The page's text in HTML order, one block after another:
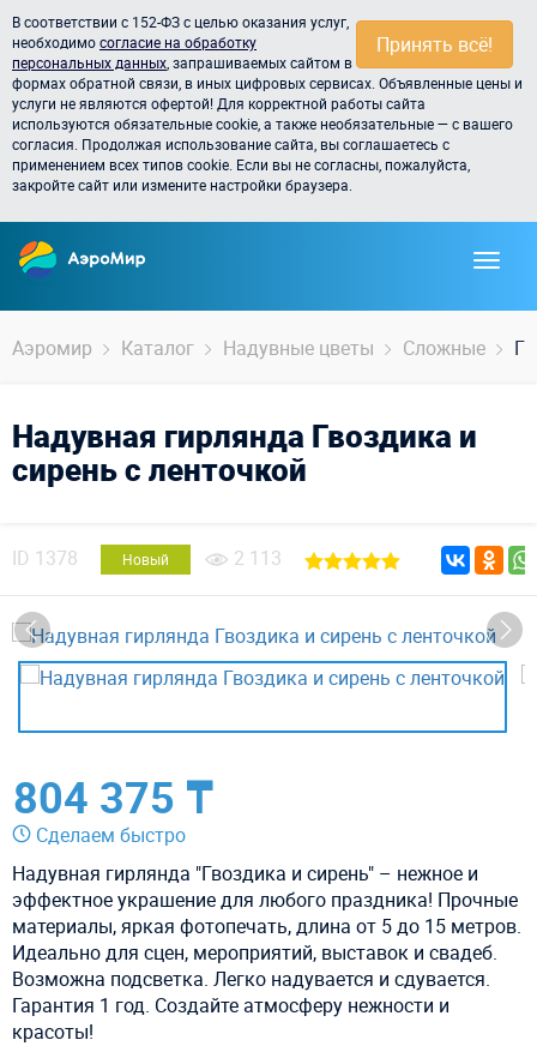
Принять всё!
В соответствии с 152-ФЗ с целью оказания услуг,
необходимосогласие на обработку
персональных данных , запрашиваемых сайтом в
формах обратной связи, в иных цифровых сервисах. Объявленные цены и
услуги не являются офертой! Для корректной работы сайта
используются обязательные cookie, а также необязательные — с вашего
согласия. Продолжая использование сайта, вы соглашаетесь с
применением всех типов cookie. Если вы не согласны, пожалуйста,
закройте сайт или измените настройки браузера.
Аэромир Каталог Надувные цветы Сложные
Надувная гирлянда Гвоздика и
сирень с ленточкой
ID 1378 Новый 2 113
804 375 ₸
Сделаем быстро
Надувная гирлянда "Гвоздика и сирень" – нежное и
эффектное украшение для любого праздника! Прочные
материалы, яркая фотопечать, длина от 5 до 15 метров.
Идеально для сцен, мероприятий, выставок и свадеб.
Возможна подсветка. Легко надувается и сдувается.
Гарантия 1 год. Создайте атмосферу нежности и
красоты!